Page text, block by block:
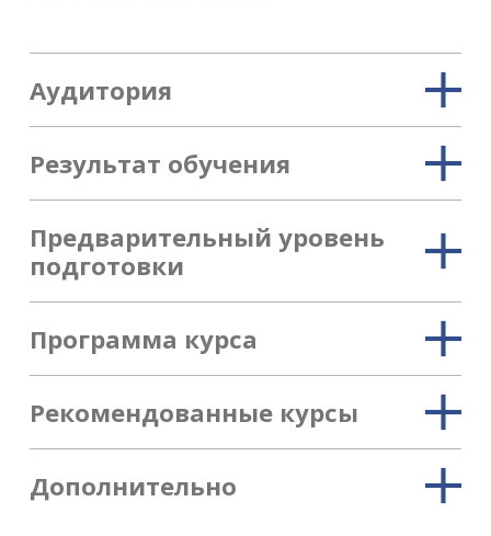
Аудитория
Результат обучения
Предварительный уровень
подготовки
Программа курса
Рекомендованные курсы
Дополнительно